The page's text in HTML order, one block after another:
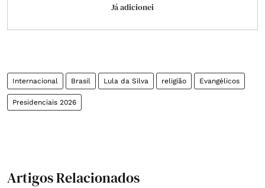
Já adicionei
Internacional Brasil Lula da Silva religião Evangélicos
Presidenciais 2026
Artigos Relacionados